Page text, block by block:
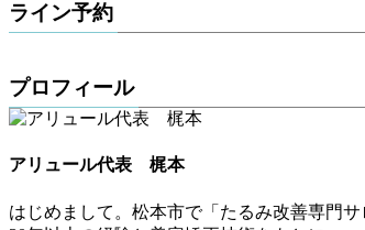
ライン予約
プロフィール
アリュール代表 梶本
はじめまして。松本市で「たるみ改善専門